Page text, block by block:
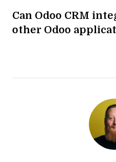
Can Odoo CRM
other Odoo